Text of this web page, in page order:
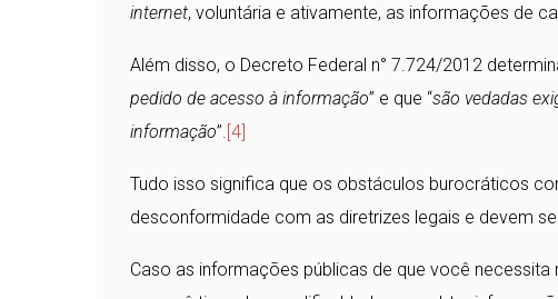
internet, voluntária e ativamente, as informações de
Além disso, o Decreto Federal n° 7.724/2012
pedido de acesso à informação” e que “são vedadas
informação”.[4]
Tudo isso significa que os obstáculos burocráticos
desconformidade com as diretrizes legais e devem
Caso as informações públicas de que você necessita